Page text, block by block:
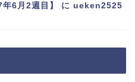
6月2週目】 に ueken2525